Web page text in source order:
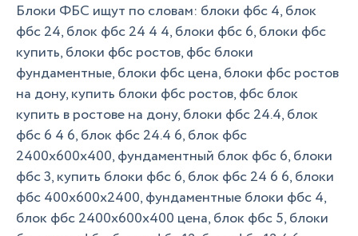
Блоки ФБС ищут по словам: блоки фбс 4, блок
фбс 24, блок фбс 24 4 4, блоки фбс 6, блоки фбс
купить, блоки фбс ростов, фбс блоки
фундаментные, блоки фбс цена, блоки фбс ростов
на дону, купить блоки фбс ростов, фбс блок
купить в ростове на дону, блоки фбс 24.4, блок
фбс 6 4 6, блок фбс 24.4 6, блок фбс
2400х600х400, фундаментный блок фбс 6, блоки
фбс 3, купить блоки фбс 6, блок фбс 24 6 6, блоки
фбс 400х600х2400, фундаментные блоки фбс 4,
блок фбс 2400х600х400 цена, блок фбс 5, блоки